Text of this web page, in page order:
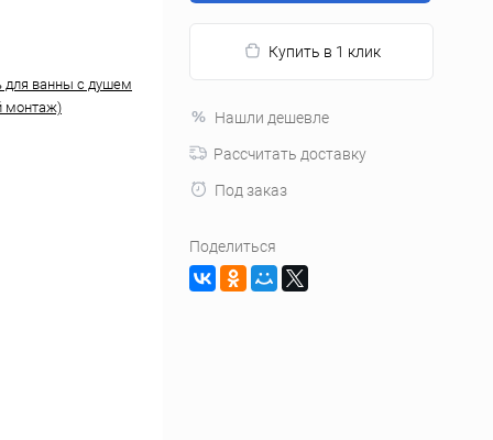
для ванны с душем
монтаж)
Купить в 1 клик
Нашли дешевле
Рассчитать доставку
Под заказ
Поделиться